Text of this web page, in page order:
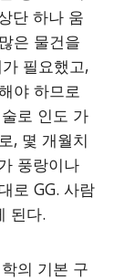
단 하나 움
은 물건을
필요했고,
야 하므로
로 인도 가
, 몇 개월치
풍랑이나
로 GG. 사람
된다.
의 기본 구